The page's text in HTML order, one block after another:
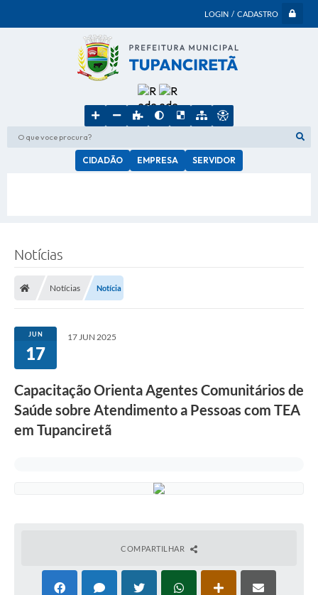
LOGIN / CADASTRO
O que voce procura?
CIDADÃO EMPRESA SERVIDOR
Notícias
Notícias Notícia
JUN
17
17 JUN 2025
Capacitação Orienta Agentes Comunitários de
Saúde sobre Atendimento a Pessoas com TEA
em Tupanciretã
COMPARTILHAR